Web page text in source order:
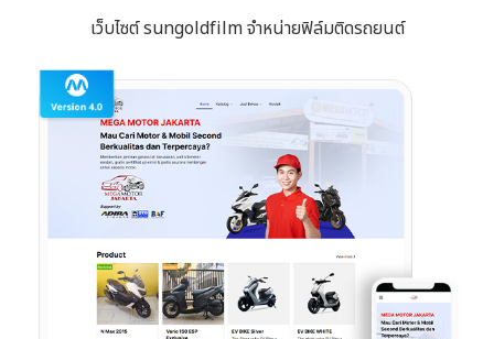
เว็บไซต์ sungoldfilm จำหน่ายฟิล์มติดรถยนต์